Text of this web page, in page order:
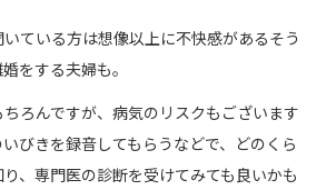
ている方は想像以上に不快感があるそう
をする夫婦も。
ろんですが、病気のリスクもございます
びきを録音してもらうなどで、どのくら
、専門医の診断を受けてみても良いかも